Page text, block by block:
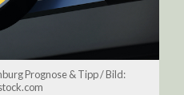
Prognose & Tipp / Bild: